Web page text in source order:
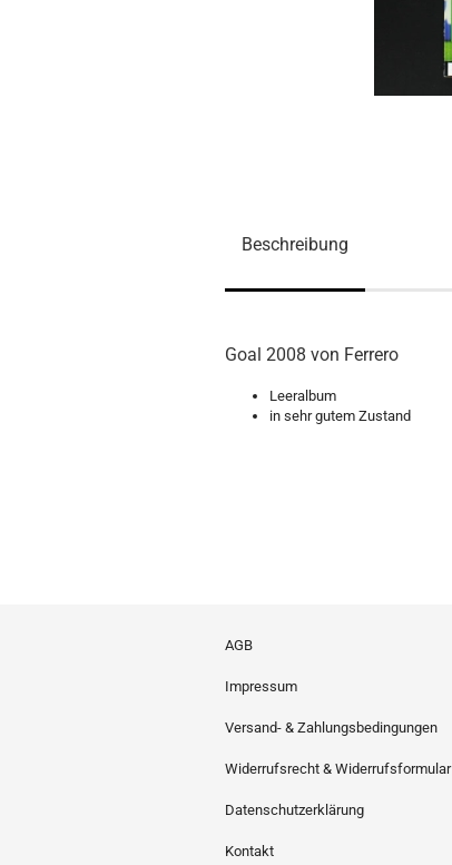
Beschreibung
Goal 2008 von Ferrero
Leeralbum
in sehr gutem Zustand
AGB
Impressum
Versand- & Zahlungsbedingungen
Widerrufsrecht & Widerrufsformular
Datenschutzerklärung
Kontakt